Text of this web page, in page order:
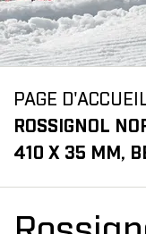
PAGE
ROSSIGNOL
410 X 35 MM,